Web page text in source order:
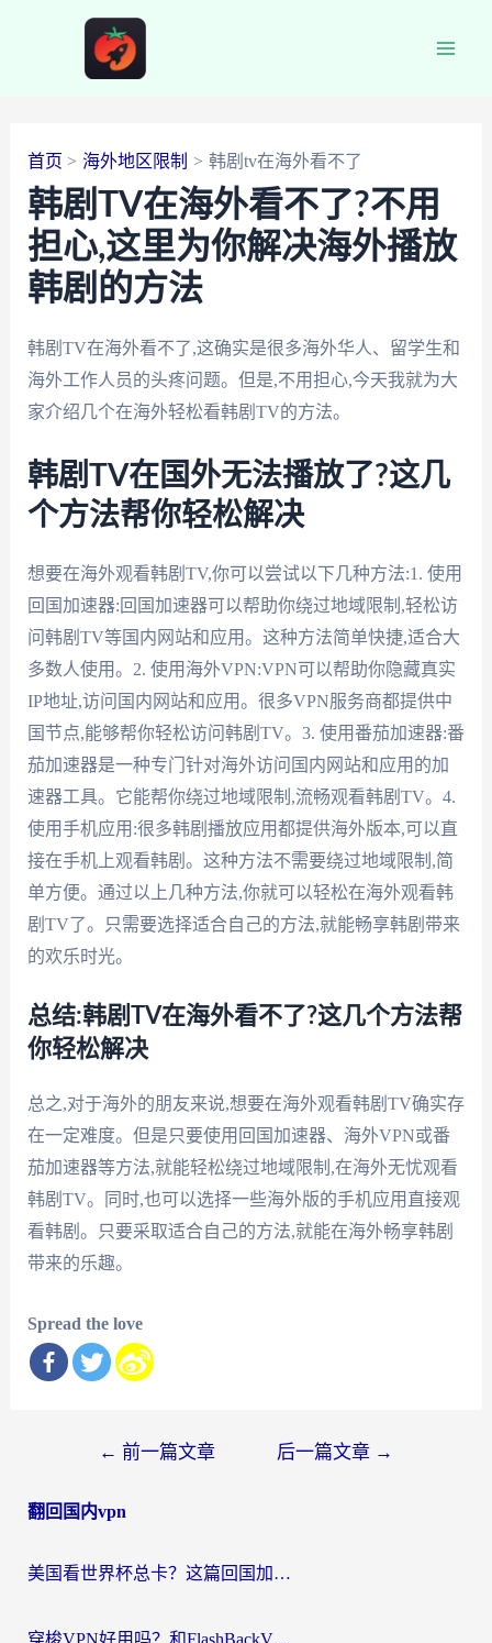
首页 海外地区限制 韩剧tv在海外看不了
韩剧TV在海外看不了?不用
担心,这里为你解决海外播放
韩剧的方法
韩剧TV在海外看不了,这确实是很多海外华人、留学生和
海外工作人员的头疼问题。但是,不用担心,今天我就为大
家介绍几个在海外轻松看韩剧TV的方法。
韩剧TV在国外无法播放了?这几
个方法帮你轻松解决
想要在海外观看韩剧TV,你可以尝试以下几种方法:1. 使用
回国加速器:回国加速器可以帮助你绕过地域限制,轻松访
问韩剧TV等国内网站和应用。这种方法简单快捷,适合大
多数人使用。2. 使用海外VPN:VPN可以帮助你隐藏真实
IP地址,访问国内网站和应用。很多VPN服务商都提供中
国节点,能够帮你轻松访问韩剧TV。3. 使用番茄加速器:番
茄加速器是一种专门针对海外访问国内网站和应用的加
速器工具。它能帮你绕过地域限制,流畅观看韩剧TV。4.
使用手机应用:很多韩剧播放应用都提供海外版本,可以直
接在手机上观看韩剧。这种方法不需要绕过地域限制,简
单方便。通过以上几种方法,你就可以轻松在海外观看韩
剧TV了。只需要选择适合自己的方法,就能畅享韩剧带来
的欢乐时光。
总结:韩剧TV在海外看不了?这几个方法帮
你轻松解决
总之,对于海外的朋友来说,想要在海外观看韩剧TV确实存
在一定难度。但是只要使用回国加速器、海外VPN或番
茄加速器等方法,就能轻松绕过地域限制,在海外无忧观看
韩剧TV。同时,也可以选择一些海外版的手机应用直接观
看韩剧。只要采取适合自己的方法,就能在海外畅享韩剧
带来的乐趣。
Spread the love
导
← 前一篇文章 后一篇文章 →
翻回国内vpn
美国看世界杯总卡？这篇回国加速器指南帮你无缝刷国内资源（附苹果手机VPN设置步骤）
穿梭VPN好用吗？和FlashBackVPN对比哪个回国效果更好？